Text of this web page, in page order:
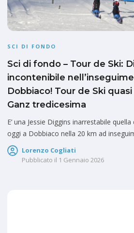
SCI DI FONDO
Sci di fondo – Tour de Ski:
incontenibile
Dobbiaco! Tour de Ski
Ganz tredicesima
E’ una Jessie Diggins inarrestabile
oggi a Dobbiaco nella 20 km ad
Lorenzo Cogliati
Pubblicato il 1 Gennaio 2026